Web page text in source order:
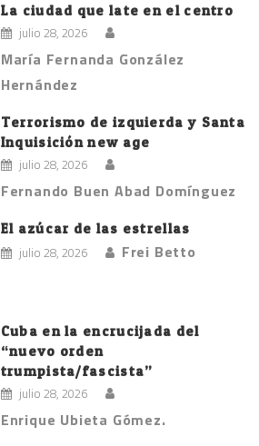
La ciudad que late en el centro
julio 28, 2026
María Fernanda González
Hernández
Terrorismo de izquierda y Santa
Inquisición new age
julio 28, 2026
Fernando Buen Abad Domínguez
El azúcar de las estrellas
julio 28, 2026 Frei Betto
Cuba en la encrucijada del
“nuevo orden
trumpista/fascista”
julio 28, 2026
Enrique Ubieta Gómez.